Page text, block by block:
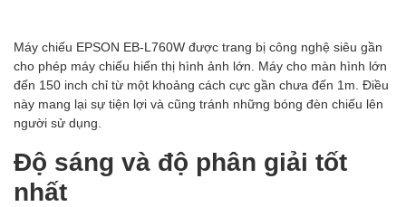
Máy chiếu EPSON EB-L760W được trang bị công nghệ siêu gần
cho phép máy chiếu hiển thị hình ảnh lớn. Máy cho màn hình lớn
đến 150 inch chỉ từ một khoảng cách cực gần chưa đến 1m. Điều
này mang lại sự tiện lợi và cũng tránh những bóng đèn chiếu lên
người sử dụng.
Độ sáng và độ phân giải tốt
nhất